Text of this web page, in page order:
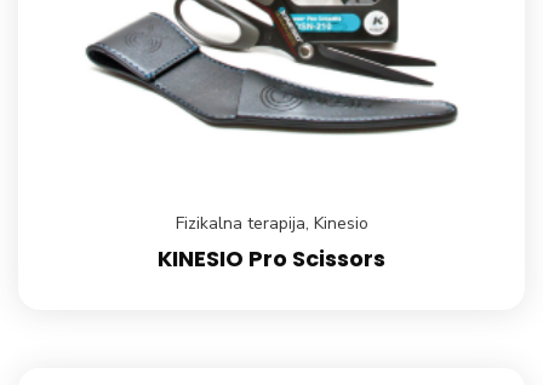
Fizikalna terapija, Kinesio
KINESIO Pro Scissors